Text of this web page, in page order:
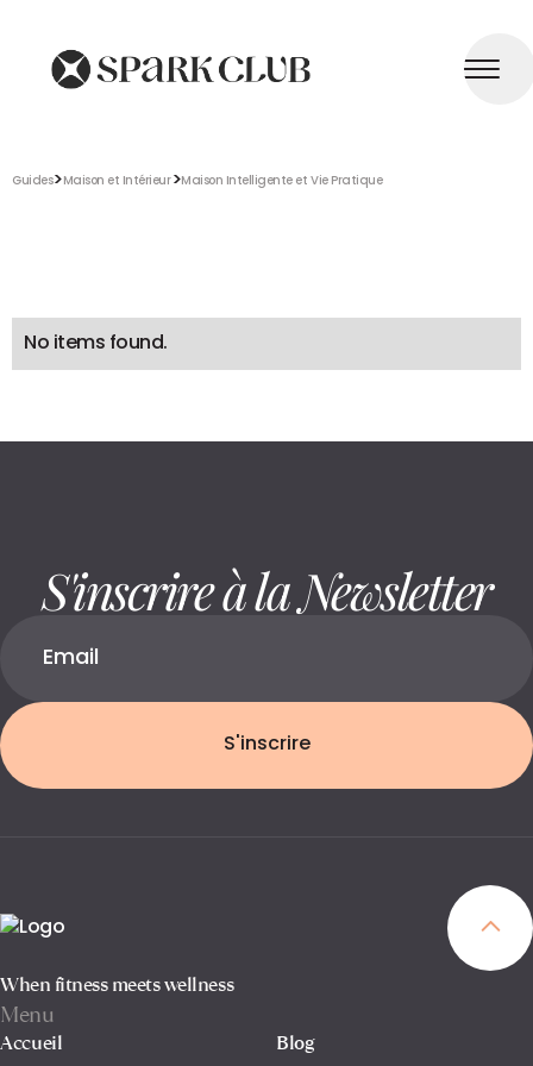
Guides>Maison et Intérieur>Maison Intelligente et Vie Pratique
No items found.
S'inscrire à la Newsletter
S'inscrire
When fitness meets wellness
Menu
Accueil Blog